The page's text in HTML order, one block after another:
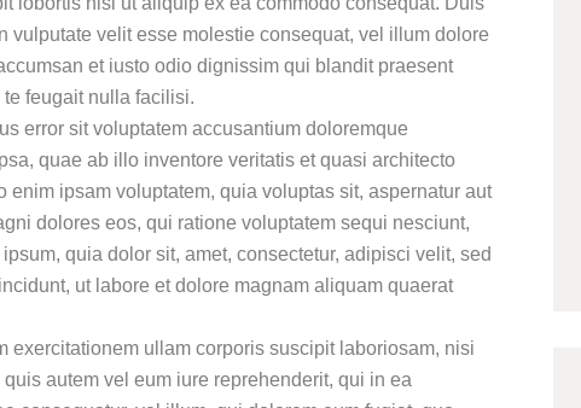
vulputate velit esse molestie consequat, vel illum dolore
et iusto odio dignissim qui blandit praesent
feugait nulla facilisi.
error sit voluptatem accusantium doloremque
quae ab illo inventore veritatis et quasi architecto
enim ipsam voluptatem, quia voluptas sit, aspernatur aut
dolores eos, qui ratione voluptatem sequi nesciunt,
quia dolor sit, amet, consectetur, adipisci velit, sed
ut labore et dolore magnam aliquam quaerat
exercitationem ullam corporis suscipit laboriosam, nisi
autem vel eum iure reprehenderit, qui in ea